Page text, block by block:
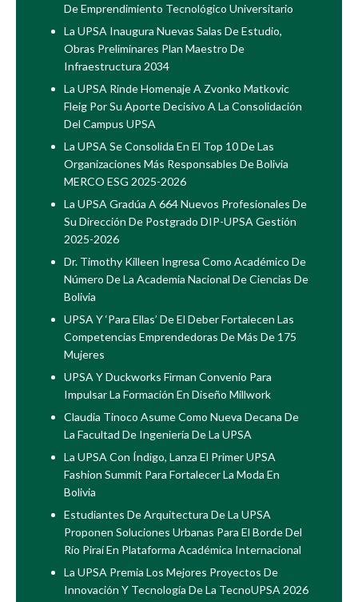
De Emprendimiento Tecnológico Universitario
La UPSA Inaugura Nuevas Salas De Estudio,
Obras Preliminares Plan Maestro De
Infraestructura 2034
La UPSA Rinde Homenaje A Zvonko Matkovic
Fleig Por Su Aporte Decisivo A La Consolidación
Del Campus UPSA
La UPSA Se Consolida En El Top 10 De Las
Organizaciones Más Responsables De Bolivia
MERCO ESG 2025-2026
La UPSA Gradúa A 664 Nuevos Profesionales De
Su Dirección De Postgrado DIP-UPSA Gestión
2025-2026
Dr. Timothy Killeen Ingresa Como Académico De
Número De La Academia Nacional De Ciencias De
Bolivia
UPSA Y ‘Para Ellas’ De El Deber Fortalecen Las
Competencias Emprendedoras De Más De 175
Mujeres
UPSA Y Duckworks Firman Convenio Para
Impulsar La Formación En Diseño Millwork
Claudia Tinoco Asume Como Nueva Decana De
La Facultad De Ingeniería De La UPSA
La UPSA Con Índigo, Lanza El Primer UPSA
Fashion Summit Para Fortalecer La Moda En
Bolivia
Estudiantes De Arquitectura De La UPSA
Proponen Soluciones Urbanas Para El Borde Del
Río Piraí En Plataforma Académica Internacional
La UPSA Premia Los Mejores Proyectos De
Innovación Y Tecnología De La TecnoUPSA 2026